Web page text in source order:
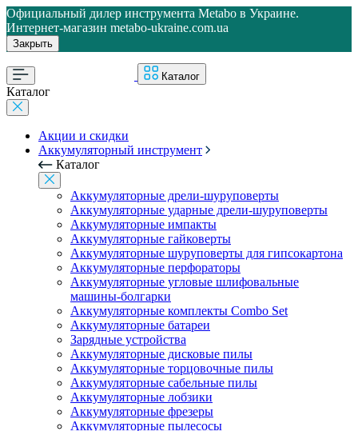
Официальный дилер инструмента Metabo в Украине.
Интернет-магазин metabo-ukraine.com.ua
Закрыть
Каталог
Каталог
Акции и скидки
Аккумуляторный инструмент
Каталог
Аккумуляторные дрели-шуруповерты
Аккумуляторные ударные дрели-шуруповерты
Аккумуляторные импакты
Аккумуляторные гайковерты
Аккумуляторные шуруповерты для гипсокартона
Аккумуляторные перфораторы
Аккумуляторные угловые шлифовальные
машины-болгарки
Аккумуляторные комплекты Combo Set
Аккумуляторные батареи
Зарядные устройства
Аккумуляторные дисковые пилы
Аккумуляторные торцовочные пилы
Аккумуляторные сабельные пилы
Аккумуляторные лобзики
Аккумуляторные фрезеры
Аккумуляторные пылесосы